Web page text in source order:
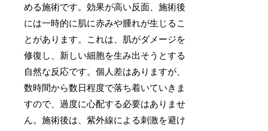
める施術です。効果が高い反面、施術後
には一時的に肌に赤みや腫れが生じるこ
とがあります。これは、肌がダメージを
修復し、新しい細胞を生み出そうとする
自然な反応です。個人差はありますが、
数時間から数日程度で落ち着いていきま
すので、過度に心配する必要はありませ
ん。施術後は、紫外線による刺激を避け